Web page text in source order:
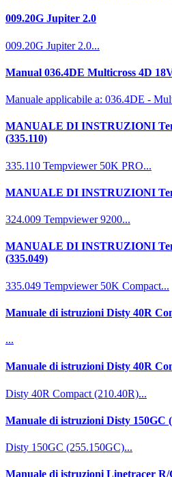
009.20G Jupiter 2.0
009.20G Jupiter 2.0...
Manual 036.4DE Multicross 4D
Manuale applicabile a: 036.4DE -
MANUALE DI INSTRUZIONI
(335.110)
335.110 Tempviewer 50K PRO...
MANUALE DI INSTRUZIONI
324.009 Tempviewer 9200...
MANUALE DI INSTRUZIONI
(335.049)
335.049 Tempviewer 50K Compact...
Manuale di istruzioni Disty 40R
...
Manuale di istruzioni Disty 40R
Disty 40R Compact (210.40R)...
Manuale di istruzioni Disty 150GC
Disty 150GC (255.150GC)...
Manuale di istruzioni Linetracer R/